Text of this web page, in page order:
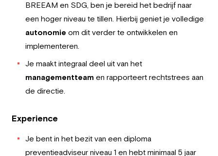
BREEAM en SDG, ben je bereid het bedrijf naar
een hoger niveau te tillen. Hierbij geniet je volledige
autonomie om dit verder te ontwikkelen en
implementeren.
Je maakt integraal deel uit van het
managementteam en rapporteert rechtstrees aan
de directie.
Experience
Je bent in het bezit van een diploma
preventieadviseur niveau 1 en hebt minimaal 5 jaar